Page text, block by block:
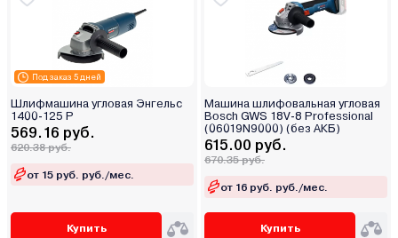
Под заказ 5 дней
Шлифмашина угловая Энгельс
1400-125 Р
569.16 руб.
620.38 руб.
от 15 руб. руб./мес.
Купить
Машина шлифовальная угловая
Bosch GWS 18V-8 Professional
(06019N9000) (без АКБ)
615.00 руб.
670.35 руб.
от 16 руб. руб./мес.
Купить